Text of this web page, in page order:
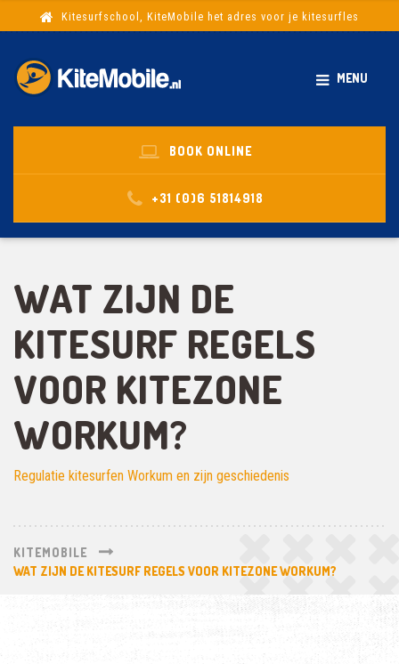
Kitesurfschool, KiteMobile het adres voor je kitesurfles
MENU
BOOK ONLINE
+31 (0)6 51814918
WAT ZIJN DE
KITESURF REGELS
VOOR KITEZONE
WORKUM?
Regulatie kitesurfen Workum en zijn geschiedenis
KITEMOBILE
WAT ZIJN DE KITESURF REGELS VOOR KITEZONE WORKUM?